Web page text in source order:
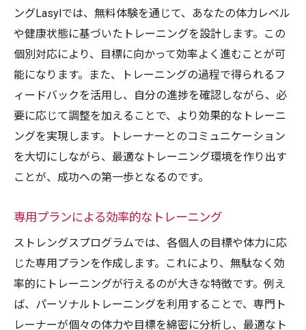
ングLasylでは、無料体験を通じて、あなたの体力レベル
や健康状態に基づいたトレーニングを設計します。この
個別対応により、目標に向かって効率よく進むことが可
能になります。また、トレーニングの過程で得られるフ
ィードバックを活用し、自分の進捗を確認しながら、必
要に応じて調整を加えることで、より効果的なトレーニ
ングを実現します。トレーナーとのコミュニケーション
を大切にしながら、最適なトレーニング環境を作り出す
ことが、成功への第一歩となるのです。
専用プランによる効率的なトレーニング
ストレングスプログラムでは、各個人の目標や体力に応
じた専用プランを作成します。これにより、無駄なく効
率的にトレーニングが行えるのが大きな特徴です。例え
ば、パーソナルトレーニングを利用することで、専門ト
レーナーが個々の体力や目標を綿密に分析し、最適なト